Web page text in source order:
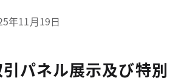
年11月19日
引パネル展示及び特別